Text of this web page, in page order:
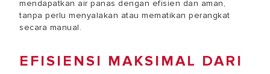
mendapatkan air panas dengan efisien dan aman,
tanpa perlu menyalakan atau mematikan perangkat
secara manual.
EFISIENSI MAKSIMAL DARI